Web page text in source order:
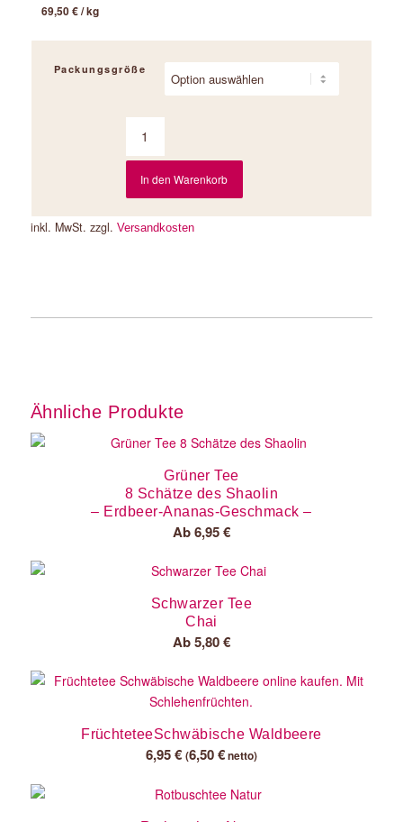
69,50€/kg
Packungsgröße
In den Warenkorb
inkl. MwSt. zzgl. Versandkosten
Ähnliche Produkte
Grüner Tee
8 Schätze des Shaolin
– Erdbeer-Ananas-Geschmack –
Ab6,95€
Schwarzer Tee
Chai
Ab5,80€
FrüchteteeSchwäbische Waldbeere
6,95€ (6,50€netto)